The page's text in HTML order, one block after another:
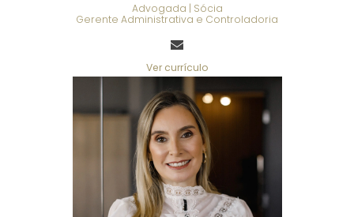
Advogada | Sócia
Gerente Administrativa e Controladoria
Ver currículo